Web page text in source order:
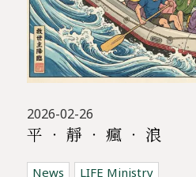
2026-02-26
平 ‧ 靜 ‧ 瘋 ‧ 浪
News LIFE Ministry